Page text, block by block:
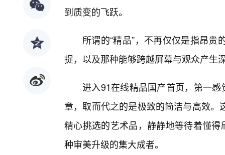
到质变的飞跃。
所谓的“精品”，不再仅仅是指昂
捉，以及那种能够跨越屏幕与观众产生
进入91在线精品国产首页，第一
章，取而代之的是极致的简洁与高效
精心挑选的艺术品，静静地等待着懂
种审美升级的集大成者。